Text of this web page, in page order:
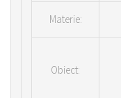
Materie:
Obiect: